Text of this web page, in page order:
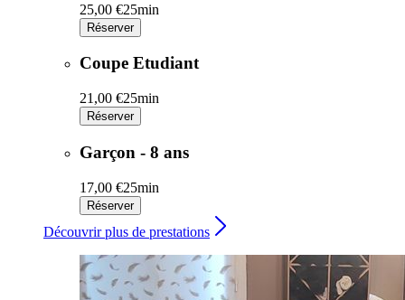
25,00 €25min
Réserver
Coupe Etudiant
21,00 €25min
Réserver
Garçon - 8 ans
17,00 €25min
Réserver
Découvrir plus de prestations